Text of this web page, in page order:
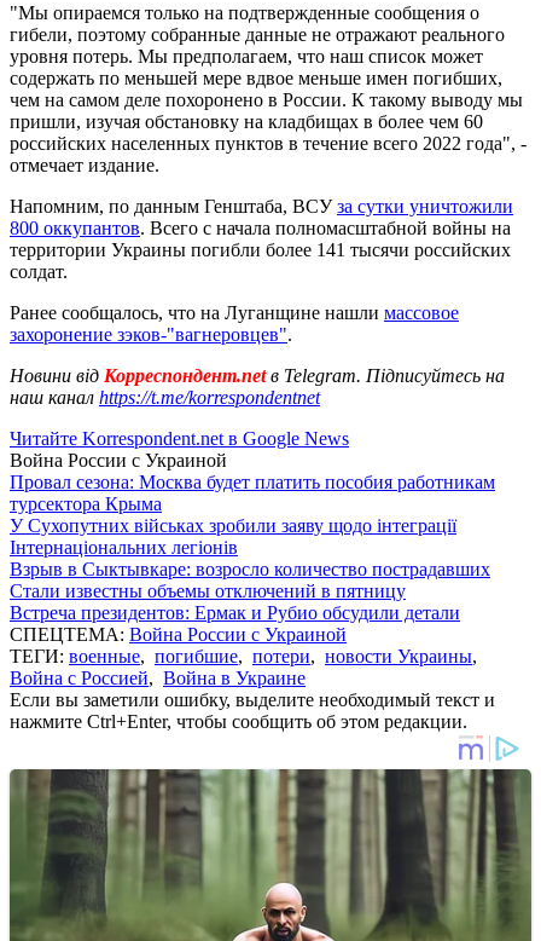
"Мы опираемся только на подтвержденные сообщения о
гибели, поэтому собранные данные не отражают реального
уровня потерь. Мы предполагаем, что наш список может
содержать по меньшей мере вдвое меньше имен погибших,
чем на самом деле похоронено в России. К такому выводу мы
пришли, изучая обстановку на кладбищах в более чем 60
российских населенных пунктов в течение всего 2022 года", -
отмечает издание.
Напомним, по данным Генштаба, ВСУза сутки уничтожили
800 оккупантов. Всего с начала полномасштабной войны на
территории Украины погибли более 141 тысячи российских
солдат.
Ранее сообщалось, что на Луганщине нашли массовое
захоронение зэков-"вагнеровцев".
Новини від Корреспондент.netв Telegram. Підписуйтесь на
наш канал https://t.me/korrespondentnet
Читайте Korrespondent.net в Google News
Война России с Украиной
Провал сезона: Москва будет платить пособия работникам
турсектора Крыма
У Сухопутних військах зробили заяву щодо інтеграції
Інтернаціональних легіонів
Взрыв в Сыктывкаре: возросло количество пострадавших
Стали известны объемы отключений в пятницу
Встреча президентов: Ермак и Рубио обсудили детали
СПЕЦТЕМА: Война России с Украиной
ТЕГИ: военные, погибшие, потери, новости Украины,
Война с Россией, Война в Украине
Если вы заметили ошибку, выделите необходимый текст и
нажмите Ctrl+Enter, чтобы сообщить об этом редакции.